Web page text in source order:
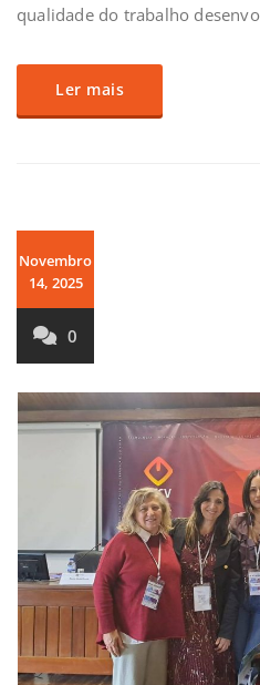
qualidade do trabalho
Ler mais
Novembro
14, 2025
0